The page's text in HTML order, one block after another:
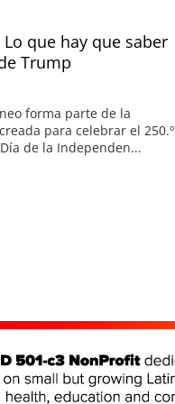
que hay que saber
Trump
forma parte de la
para celebrar el 250.º
de la Independen...